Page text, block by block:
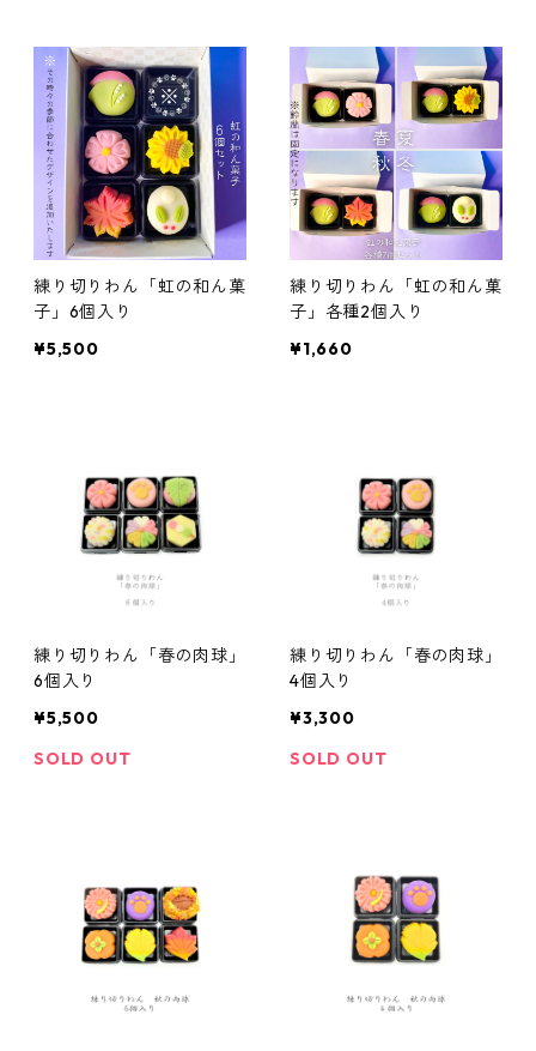
練り切りわん「虹の和ん菓
子」6個入り
¥5,500
練り切りわん「虹の和ん菓
子」各種2個入り
¥1,660
練り切りわん「春の肉球」
6個入り
¥5,500
SOLD OUT
練り切りわん「春の肉球」
4個入り
¥3,300
SOLD OUT